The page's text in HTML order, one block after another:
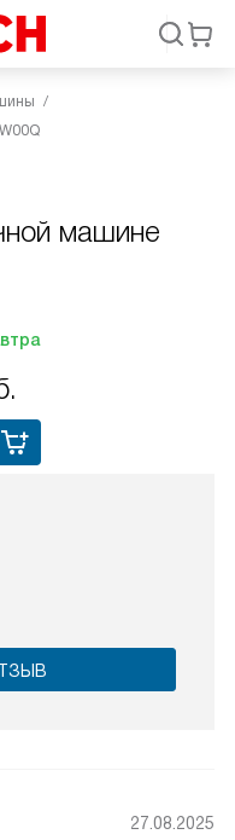
машине
27.08.2025